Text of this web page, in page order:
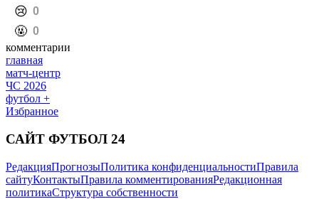
️😢 0
️🤬 0
комментарии
главная
матч-центр
ЧС 2026
футбол +
Избранное
САЙТ ФУТБОЛ 24
РедакцияПрогнозыПолитика конфиденциальностиПравила
сайтуКонтактыПравила комментированияРедакционная
политикаСтруктура собственности